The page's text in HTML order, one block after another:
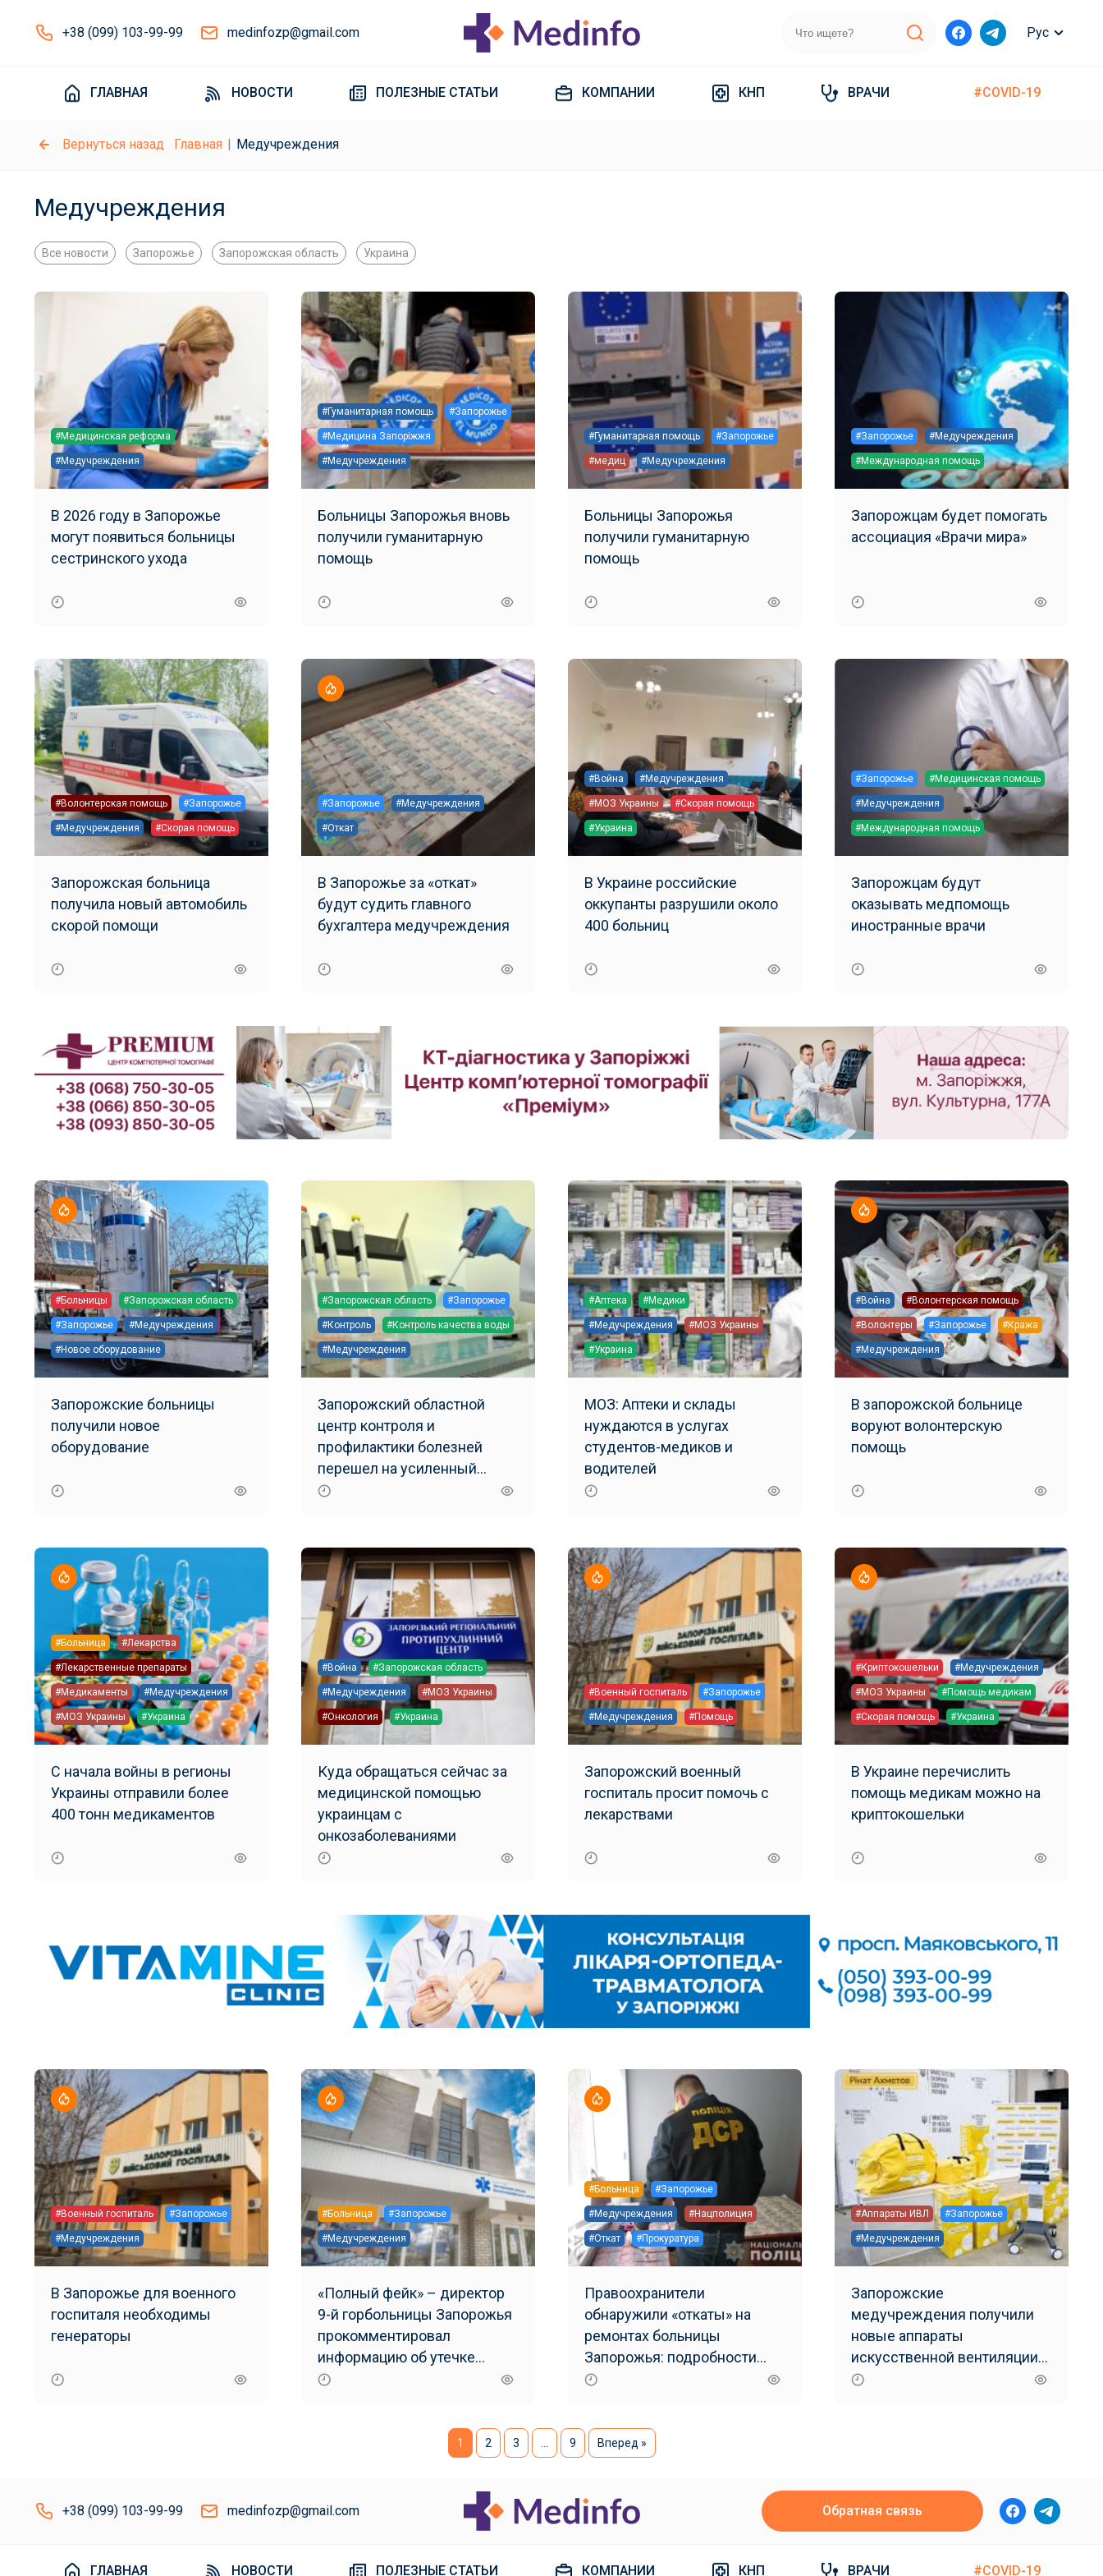
+38 (099) 103-99-99 medinfozp@gmail.com Рус
ГЛАВНАЯ НОВОСТИ ПОЛЕЗНЫЕ СТАТЬИ КОМПАНИИ КНП ВРАЧИ #COVID-19
Вернуться назад Главная Медучреждения
Медучреждения
Все новости Запорожье Запорожская область Украина
#Медицинская реформа
#Медучреждения
В 2026 году в Запорожье
могут появиться больницы
сестринского ухода
#Гуманитарная помощь #Запорожье
#Медицина Запоріжжя
#Медучреждения
Больницы Запорожья вновь
получили гуманитарную
помощь
#Гуманитарная помощь #Запорожье
#медиц #Медучреждения
Больницы Запорожья
получили гуманитарную
помощь
#Запорожье #Медучреждения
#Международная помощь
Запорожцам будет помогать
ассоциация «Врачи мира»
#Волонтерская помощь #Запорожье
#Медучреждения #Скорая помощь
Запорожская больница
получила новый автомобиль
скорой помощи
#Запорожье #Медучреждения
#Откат
В Запорожье за «откат»
будут судить главного
бухгалтера медучреждения
#Война #Медучреждения
#МОЗ Украины #Скорая помощь
#Украина
В Украине российские
оккупанты разрушили около
400 больниц
#Запорожье #Медицинская помощь
#Медучреждения
#Международная помощь
Запорожцам будут
оказывать медпомощь
иностранные врачи
#Больницы #Запорожская область
#Запорожье #Медучреждения
#Новое оборудование
Запорожские больницы
получили новое
оборудование
#Запорожская область #Запорожье
#Контроль #Контроль качества воды
#Медучреждения
Запорожский областной
центр контроля и
профилактики болезней
перешел на усиленный
режим работы
#Аптека #Медики
#Медучреждения #МОЗ Украины
#Украина
МОЗ: Аптеки и склады
нуждаются в услугах
студентов-медиков и
водителей
#Война #Волонтерская помощь
#Волонтеры #Запорожье #Кража
#Медучреждения
В запорожской больнице
воруют волонтерскую
помощь
#Больница #Лекарства
#Лекарственные препараты
#Медикаменты #Медучреждения
#МОЗ Украины #Украина
С начала войны в регионы
Украины отправили более
400 тонн медикаментов
#Война #Запорожская область
#Медучреждения #МОЗ Украины
#Онкология #Украина
Куда обращаться сейчас за
медицинской помощью
украинцам с
онкозаболеваниями
#Военный госпиталь #Запорожье
#Медучреждения #Помощь
Запорожский военный
госпиталь просит помочь с
лекарствами
#Криптокошельки #Медучреждения
#МОЗ Украины #Помощь медикам
#Скорая помощь #Украина
В Украине перечислить
помощь медикам можно на
криптокошельки
#Военный госпиталь #Запорожье
#Медучреждения
В Запорожье для военного
госпиталя необходимы
генераторы
#Больница #Запорожье
#Медучреждения
«Полный фейк» – директор
9-й горбольницы Запорожья
прокомментировал
информацию об утечке
кислорода
#Больница #Запорожье
#Медучреждения #Нацполиция
#Откат #Прокуратура
Правоохранители
обнаружили «откаты» на
ремонтах больницы
Запорожья: подробности
(ОБНОВЛЕНО)
#Аппараты ИВЛ #Запорожье
#Медучреждения
Запорожские
медучреждения получили
новые аппараты
искусственной вентиляции
легких
1 2 3 9 Вперед »
+38 (099) 103-99-99 medinfozp@gmail.com Обратная связь
ГЛАВНАЯ НОВОСТИ ПОЛЕЗНЫЕ СТАТЬИ КОМПАНИИ КНП ВРАЧИ #COVID-19